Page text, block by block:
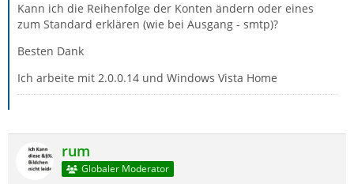
Kann ich die Reihenfolge der Konten ändern oder eines
zum Standard erklären (wie bei Ausgang - smtp)?
Besten Dank
Ich arbeite mit 2.0.0.14 und Windows Vista Home
rum
Globaler Moderator